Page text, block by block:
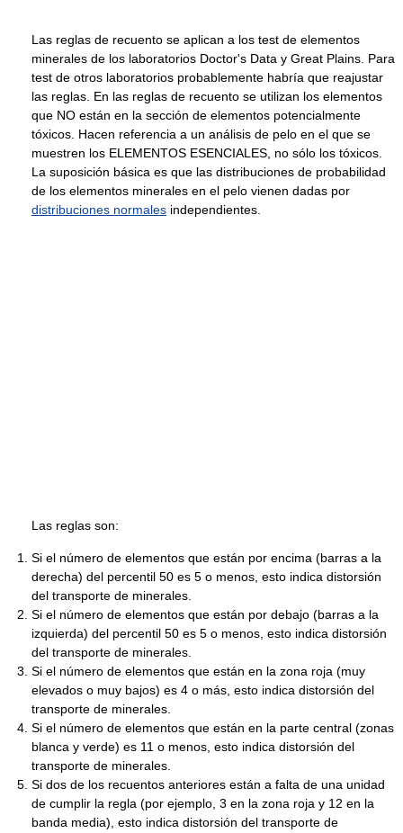
Las reglas de recuento se aplican a los test de elementos
minerales de los laboratorios Doctor's Data y Great Plains. Para
test de otros laboratorios probablemente habría que reajustar
las reglas. En las reglas de recuento se utilizan los elementos
que NO están en la sección de elementos potencialmente
tóxicos. Hacen referencia a un análisis de pelo en el que se
muestren los ELEMENTOS ESENCIALES, no sólo los tóxicos.
La suposición básica es que las distribuciones de probabilidad
de los elementos minerales en el pelo vienen dadas por
distribuciones normales independientes.
Las reglas son:
Si el número de elementos que están por encima (barras a la
derecha) del percentil 50 es 5 o menos, esto indica distorsión
del transporte de minerales.
Si el número de elementos que están por debajo (barras a la
izquierda) del percentil 50 es 5 o menos, esto indica distorsión
del transporte de minerales.
Si el número de elementos que están en la zona roja (muy
elevados o muy bajos) es 4 o más, esto indica distorsión del
transporte de minerales.
Si el número de elementos que están en la parte central (zonas
blanca y verde) es 11 o menos, esto indica distorsión del
transporte de minerales.
Si dos de los recuentos anteriores están a falta de una unidad
de cumplir la regla (por ejemplo, 3 en la zona roja y 12 en la
banda media), esto indica distorsión del transporte de